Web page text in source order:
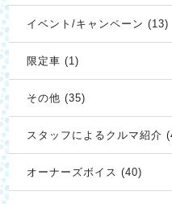
イベント/キャンペーン (13)
限定車 (1)
その他 (35)
スタッフによるクルマ紹介
オーナーズボイス (40)